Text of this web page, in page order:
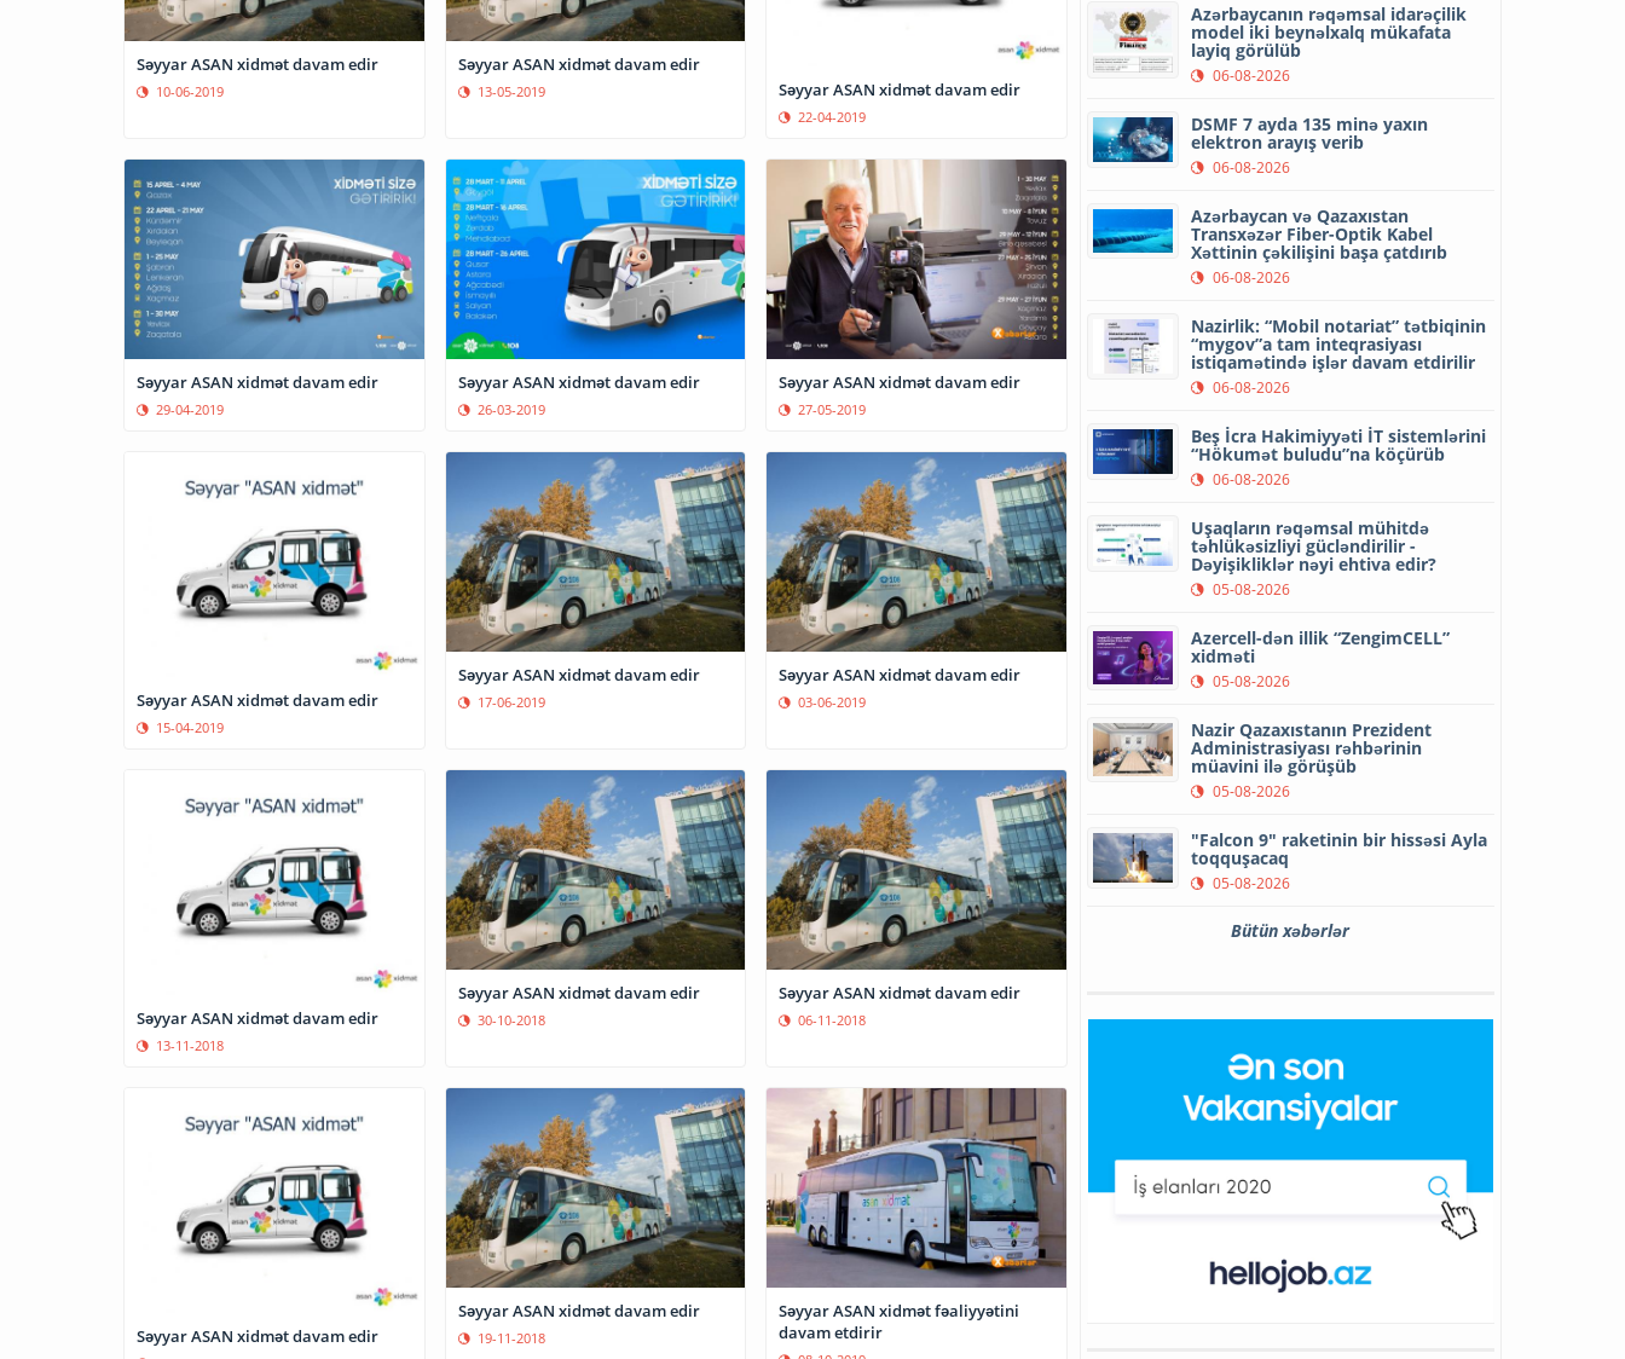
Səyyar ASAN xidmət davam edir
10-06-2019
Səyyar ASAN xidmət davam edir
13-05-2019 Səyyar ASAN xidmət davam edir
22-04-2019
Səyyar ASAN xidmət davam edir
29-04-2019
Səyyar ASAN xidmət davam edir
26-03-2019
Səyyar ASAN xidmət davam edir
27-05-2019
Səyyar ASAN xidmət davam edir
15-04-2019
Səyyar ASAN xidmət davam edir
17-06-2019
Səyyar ASAN xidmət davam edir
03-06-2019
Səyyar ASAN xidmət davam edir
13-11-2018
Səyyar ASAN xidmət davam edir
30-10-2018
Səyyar ASAN xidmət davam edir
06-11-2018
Səyyar ASAN xidmət davam edir
Səyyar ASAN xidmət davam edir
19-11-2018
Səyyar ASAN xidmət fəaliyyətini
davam etdirir
Azərbaycanın rəqəmsal idarəçilik
model iki beynəlxalq mükafata
layiq görülüb
06-08-2026
DSMF 7 ayda 135 minə yaxın
elektron arayış verib
06-08-2026
Azərbaycan və Qazaxıstan
Transxəzər Fiber-Optik Kabel
Xəttinin çəkilişini başa çatdırıb
06-08-2026
Nazirlik: “Mobil notariat” tətbiqinin
“mygov”a tam inteqrasiyası
istiqamətində işlər davam etdirilir
06-08-2026
Beş İcra Hakimiyyəti İT sistemlərini
“Hökumət buludu”na köçürüb
06-08-2026
Uşaqların rəqəmsal mühitdə
təhlükəsizliyi gücləndirilir -
Dəyişikliklər nəyi ehtiva edir?
05-08-2026
Azercell-dən illik “ZengimCELL”
xidməti
05-08-2026
Nazir Qazaxıstanın Prezident
Administrasiyası rəhbərinin
müavini ilə görüşüb
05-08-2026
"Falcon 9" raketinin bir hissəsi Ayla
toqquşacaq
05-08-2026
Bütün xəbərlər